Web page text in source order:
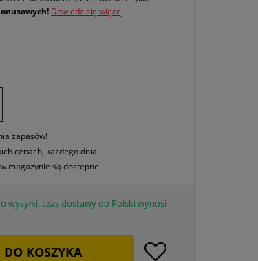
Dowiedz się więcej
zapasów!
cenach, każdego dnia
magazynie są dostępne
wysyłki, czas dostawy do Polski wynosi
DO KOSZYKA